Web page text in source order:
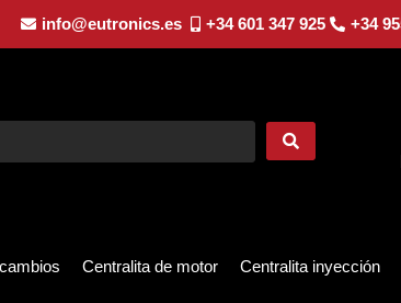
info@eutronics.es +34 601 347 925 +34
Centralita de motor Centralita inyección